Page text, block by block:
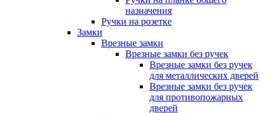
назначения
Ручки на розетке
Замки
Врезные замки
Врезные замки без ручек
Врезные замки без ручек
для металлических дверей
Врезные замки без ручек
для противопожарных
дверей